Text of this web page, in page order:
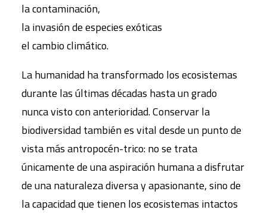
la contaminación,
la invasión de especies exóticas
el cambio climático.
La humanidad ha transformado los ecosistemas
durante las últimas décadas hasta un grado
nunca visto con anterioridad. Conservar la
biodiversidad también es vital desde un punto de
vista más antropocén-trico: no se trata
únicamente de una aspiración humana a disfrutar
de una naturaleza diversa y apasionante, sino de
la capacidad que tienen los ecosistemas intactos